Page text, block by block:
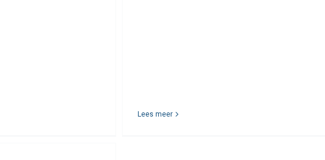
Lees meer